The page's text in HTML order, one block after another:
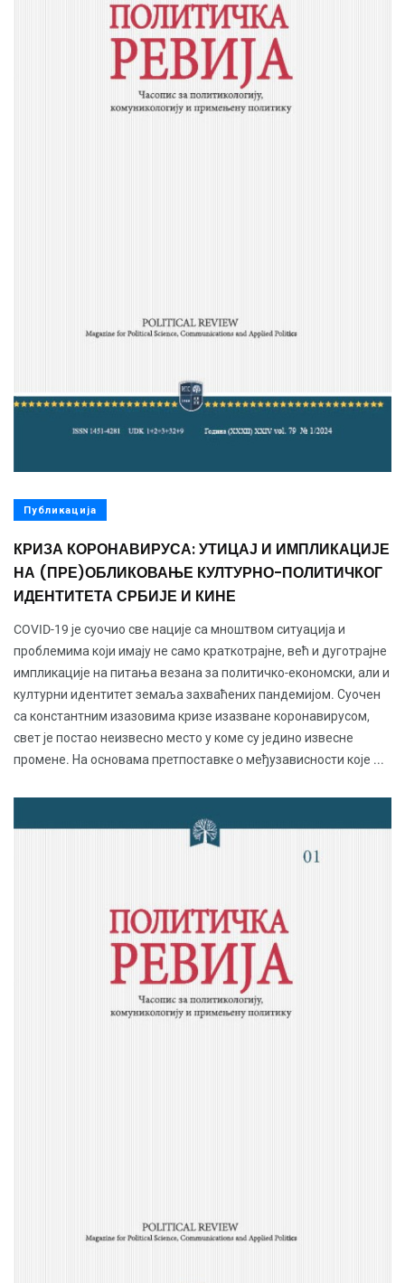
Публикација
КРИЗА КОРОНАВИРУСА: УТИЦАЈ И ИМПЛИКАЦИЈЕ
НА (ПРЕ)ОБЛИКОВАЊЕ КУЛТУРНО-ПОЛИТИЧКОГ
ИДЕНТИТЕТА СРБИЈЕ И КИНЕ
COVID-19 је суочио све нације са мноштвом ситуација и
проблемима који имају не само краткотрајне, већ и дуготрајне
импликације на питања везана за политичко-економски, али и
културни идентитет земаља захваћених пандемијом. Суочен
са константним изазовима кризе изазване коронавирусом,
свет је постао неизвесно место у коме су једино извесне
промене. На основама прeтпoстaвкe o међузависности које ...